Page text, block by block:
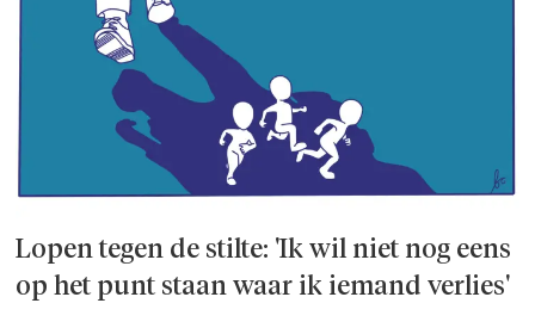
Lopen tegen de stilte: 'Ik wil niet nog eens
op het punt staan waar ik iemand verlies'